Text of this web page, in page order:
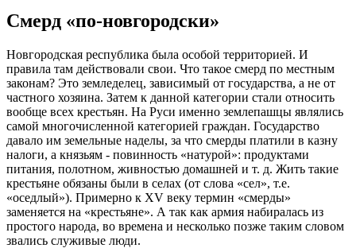
Смерд «по-новгородски»
Новгородская республика была особой территорией. И
правила там действовали свои. Что такое смерд по местным
законам? Это земледелец, зависимый от государства, а не от
частного хозяина. Затем к данной категории стали относить
вообще всех крестьян. На Руси именно землепашцы являлись
самой многочисленной категорией граждан. Государство
давало им земельные наделы, за что смерды платили в казну
налоги, а князьям - повинность «натурой»: продуктами
питания, полотном, живностью домашней и т. д. Жить такие
крестьяне обязаны были в селах (от слова «сел», т.е.
«оседлый»). Примерно к XV веку термин «смерды»
заменяется на «крестьяне». А так как армия набиралась из
простого народа, во времена и несколько позже таким словом
звались служивые люди.